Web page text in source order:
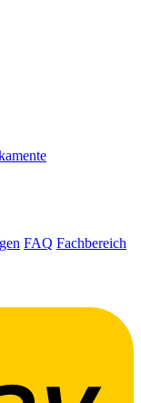
FAQ Fachbereich